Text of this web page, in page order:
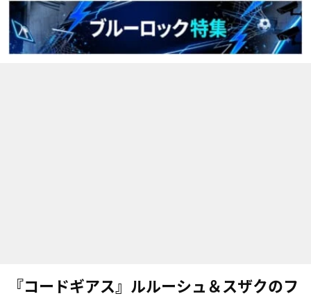
『コードギアス』ルルーシュ＆スザクのフ